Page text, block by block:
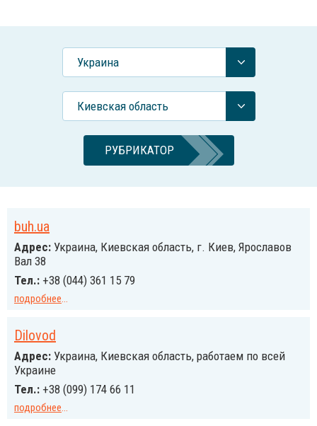
Украина
Киевская область
РУБРИКАТОР
buh.ua
Адрес: Украина, Киевская область, г. Киев, Ярославов
Вал 38
Тел.: +38 (044) 361 15 79
подробнее...
Dilovod
Адрес: Украина, Киевская область, работаем по всей
Украине
Тел.: +38 (099) 174 66 11
подробнее...